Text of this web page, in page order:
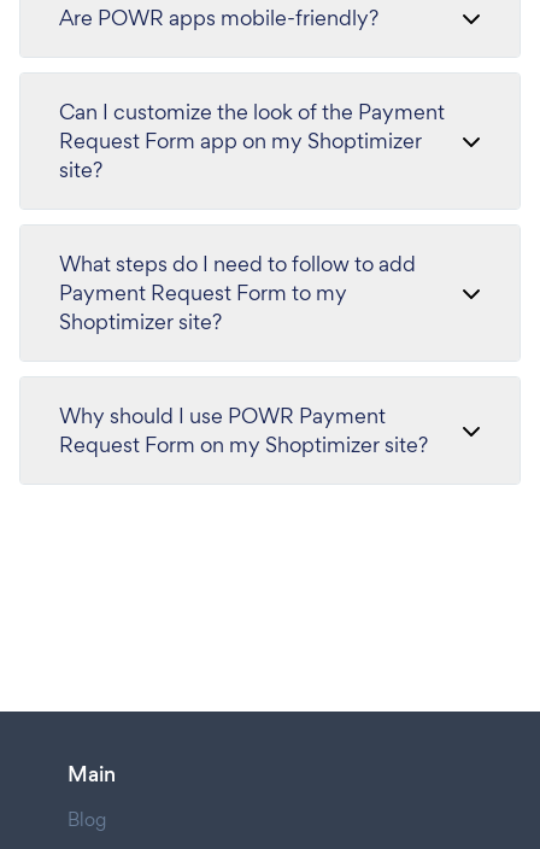
Are POWR apps mobile-friendly?
Can I customize the look of the Payment
Request Form app on my Shoptimizer
site?
What steps do I need to follow to add
Payment Request Form to my
Shoptimizer site?
Why should I use POWR Payment
Request Form on my Shoptimizer site?
Main
Blog